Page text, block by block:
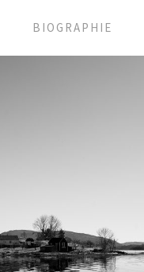
BIOGRAPHIE